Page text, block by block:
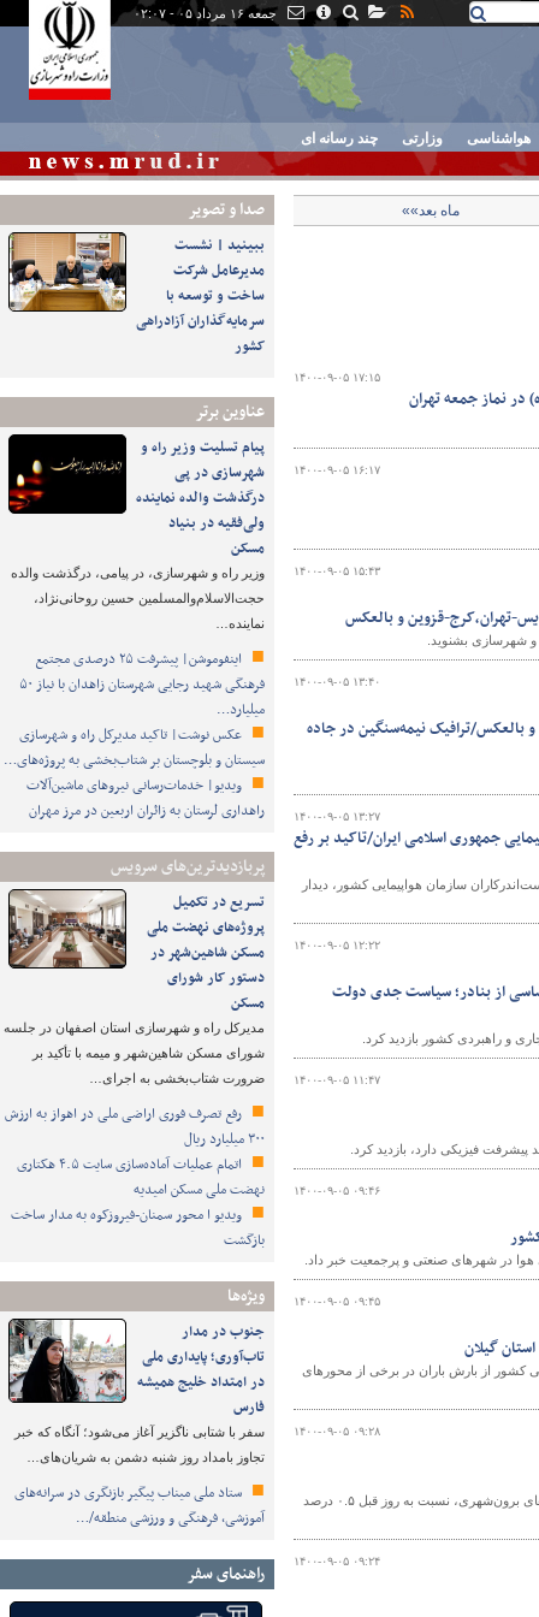
جمعه ۱۶ مرداد ۰۵ - ۰۲:۰۷
هواشناسی وزارتی چند رسانه ای
صدا و تصوير
ببینید | نشست
مدیرعامل شرکت
ساخت و توسعه با
سرمایه‌گذاران آزادراهی
کشور
عناوین برتر
پیام تسلیت وزیر راه و
شهرسازی در پی
درگذشت والده نماینده
ولی‌فقیه در بنیاد
مسکن
وزیر راه و شهرسازی، در پیامی، درگذشت والده
حجت‌الاسلام‌والمسلمین حسین روحانی‌نژاد،
نماینده…
اینفوموشن| پیشرفت ۲۵ درصدی مجتمع
فرهنگی شهید رجایی شهرستان زاهدان با نیاز ۵۰
میلیارد…
عکس نوشت| تاکید مدیرکل راه و شهرسازی
سیستان و بلوچستان بر شتاب‌بخشی به پروژه‌های…
ویدیو| خدمات‌رسانی نیروهای ماشین‌آلات
راهداری لرستان به زائران اربعین در مرز مهران
پربازدیدترین‌های سرویس
تسریع در تکمیل
پروژه‌های نهضت ملی
مسکن شاهین‌شهر در
دستور کار شورای
مسکن
مدیرکل راه و شهرسازی استان اصفهان در جلسه
شورای مسکن شاهین‌شهر و میمه با تأکید بر
ضرورت شتاب‌بخشی به اجرای…
رفع تصرف فوری اراضی ملی در اهواز به ارزش
۳۰۰ میلیارد ریال
اتمام عملیات آماده‌سازی سایت ۴.۵ هکتاری
نهضت ملی مسکن امیدیه
ویدیو ا محور سمنان-فیروزکوه به مدار ساخت
بازگشت
ویژه‌ها
جنوب در مدار
تاب‌آوری؛ پایداری ملی
در امتداد خلیج همیشه
فارس
سفر با شتابی ناگزیر آغاز می‌شود؛ آنگاه که خبر
تجاوز بامداد روز شنبه دشمن به شریان‌های…
ستاد ملی میناب پیگیر بازنگری در سرانه‌های
آموزشی، فرهنگی و ورزشی منطقه/…
راهنمای سفر
ماه بعد»»
۱۴۰۰-۰۹-۰۵ ۱۷:۱۵
در نماز جمعه تهران
۱۴۰۰-۰۹-۰۵ ۱۶:۱۷
۱۴۰۰-۰۹-۰۵ ۱۵:۴۳
تهران،کرج-قزوین و بالعکس
و شهرسازی بشنوید.
۱۴۰۰-۰۹-۰۵ ۱۳:۴۰
بالعکس/ترافیک نیمه‌سنگین در جاده
۱۴۰۰-۰۹-۰۵ ۱۳:۲۷
جمهوری اسلامی ایران/تاکید بر رفع
سازمان هواپیمایی کشور، دیدار
۱۴۰۰-۰۹-۰۵ ۱۲:۲۲
از بنادر؛ سیاست‌ جدی دولت
و راهبردی کشور بازدید کرد.
۱۴۰۰-۰۹-۰۵ ۱۱:۴۷
۱۴۰۰-۰۹-۰۵ ۰۹:۴۶
در شهرهای صنعتی و پرجمعیت خبر داد.
۱۴۰۰-۰۹-۰۵ ۰۹:۴۵
گیلان
کشور از بارش باران در برخی از محورهای
۱۴۰۰-۰۹-۰۵ ۰۹:۲۸
در شبانه ‌روز گذشته ، براساس آخرين اطلاعات دريافتی از ۲۳۱۸ ترددشمار فعال در محورهای برون‌شهری، نسبت به روز قبل ۰.۵ درصد
۱۴۰۰-۰۹-۰۵ ۰۹:۲۴